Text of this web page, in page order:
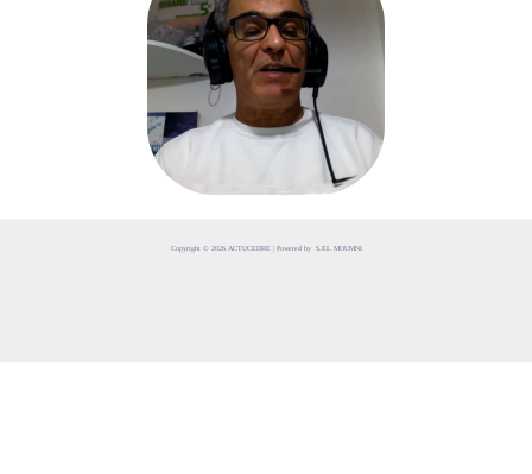
Copyright © 2026 ACTUCEDRE | Powered by S.EL MOUMNI